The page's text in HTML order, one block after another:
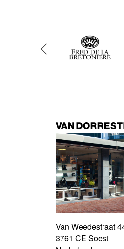
Van Weedestraat
3761 CE Soest